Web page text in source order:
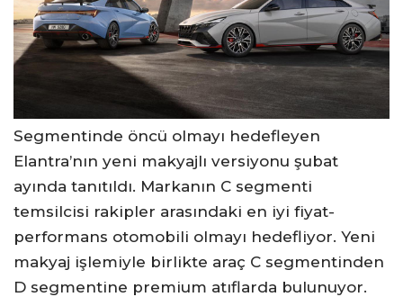
Segmentinde öncü olmayı hedefleyen
Elantra’nın yeni makyajlı versiyonu şubat
ayında tanıtıldı. Markanın C segmenti
temsilcisi rakipler arasındaki en iyi fiyat-
performans otomobili olmayı hedefliyor. Yeni
makyaj işlemiyle birlikte araç C segmentinden
D segmentine premium atıflarda bulunuyor.